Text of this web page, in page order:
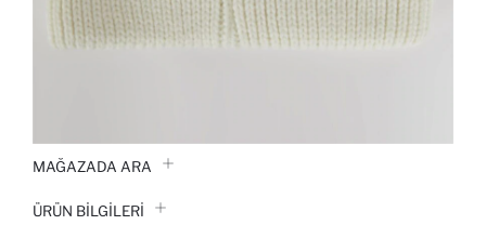
MAĞAZADA ARA
ÜRÜN BILGILERI